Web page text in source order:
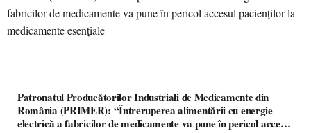
Patronatul Producătorilor Industriali de Medicamente din
România (PRIMER): “Întreruperea alimentării cu energie
electrică a fabricilor de medicamente va pune în pericol accesul